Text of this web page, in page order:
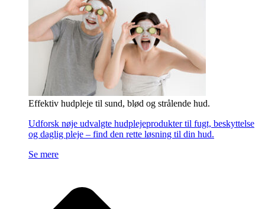
Effektiv hudpleje til sund, blød og strålende hud.
Udforsk nøje udvalgte hudplejeprodukter til fugt, beskyttelse
og daglig pleje – find den rette løsning til din hud.
Se mere